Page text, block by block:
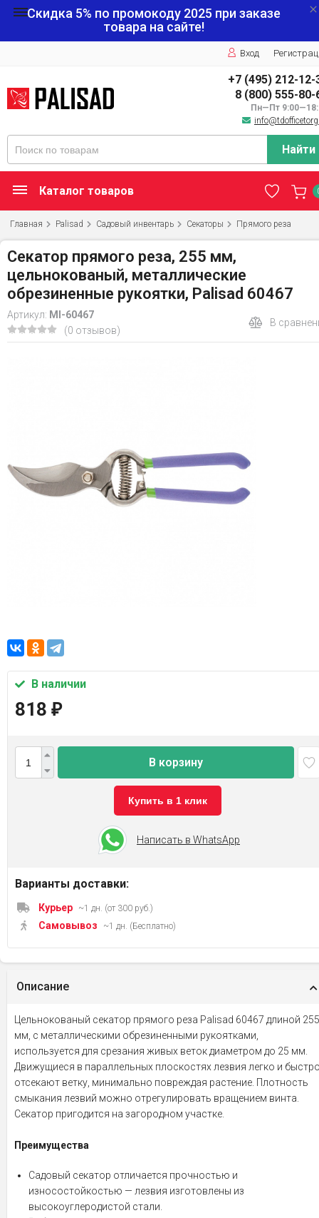
Скидка 5% по промокоду 2025 при заказе
товара на сайте!
Вход
+7 (495) 212-12-
8 (800) 555-80-
Пн—Пт
Найти
Каталог товаров
Главная Palisad Садовый инвентарь Секаторы Прямого реза
Секатор прямого реза, 255 мм,
цельнокованый, металлические
обрезиненные рукоятки, Palisad 60467
Артикул: MI-60467
(0 отзывов)
В
В наличии
818 ₽
В корзину
Купить в 1 клик
Написать в WhatsApp
Варианты доставки:
Курьер ~1 дн. (от 300 руб.)
Самовывоз ~1 дн. (Бесплатно)
Описание
Цельнокованый секатор прямого реза Palisad 60467 длиной 255
мм, с металлическими обрезиненными рукоятками,
используется для срезания живых веток диаметром до 25 мм.
Движущиеся в параллельных плоскостях лезвия легко и
отсекают ветку, минимально повреждая растение. Плотность
смыкания лезвий можно отрегулировать вращением винта.
Секатор пригодится на загородном участке.
Преимущества
Садовый секатор отличается прочностью и
износостойкостью — лезвия изготовлены из
высокоуглеродистой стали.